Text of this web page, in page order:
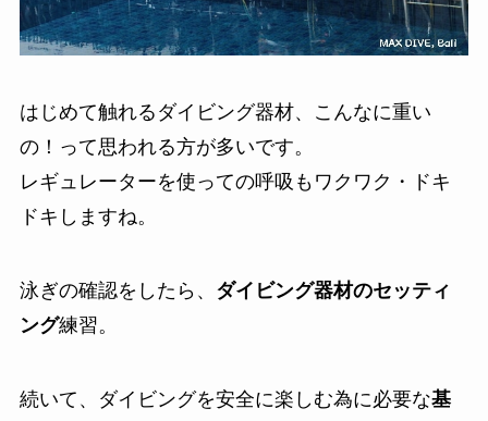
はじめて触れるダイビング器材、こんなに重い
の！って思われる方が多いです。
レギュレーターを使っての呼吸もワクワク・ドキ
ドキしますね。
泳ぎの確認をしたら、 ダイビング器材のセッティ
ング練習。
続いて、ダイビングを安全に楽しむ為に必要な基